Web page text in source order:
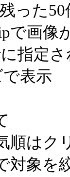
残った
で画
に指定
表示
順は
対象を